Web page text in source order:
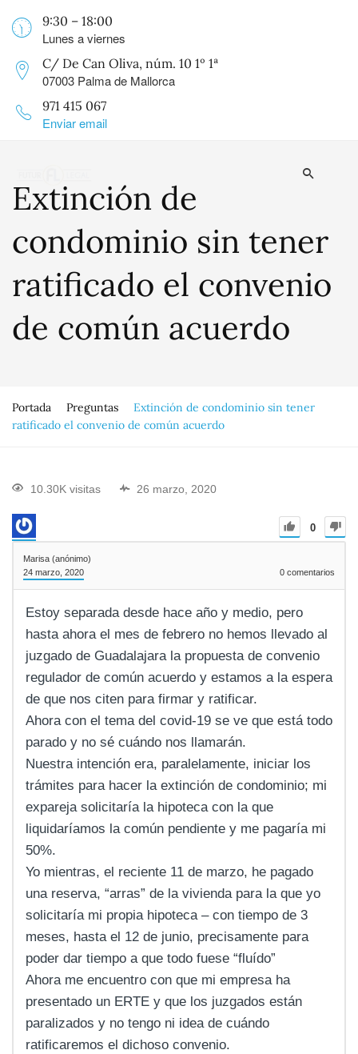
9:30 – 18:00
Lunes a viernes
C/ De Can Oliva, núm. 10 1º 1ª
07003 Palma de Mallorca
971 415 067
Enviar email
Extinción de
condominio sin tener
ratificado el convenio
de común acuerdo
Portada Preguntas
Extinción de condominio sin tener
ratificado el convenio de común acuerdo
10.30K visitas 26 marzo, 2020
0
Marisa (anónimo)
24 marzo, 2020
0 comentarios
Estoy separada desde hace año y medio, pero
hasta ahora el mes de febrero no hemos llevado al
juzgado de Guadalajara la propuesta de convenio
regulador de común acuerdo y estamos a la espera
de que nos citen para firmar y ratificar.
Ahora con el tema del covid-19 se ve que está todo
parado y no sé cuándo nos llamarán.
Nuestra intención era, paralelamente, iniciar los
trámites para hacer la extinción de condominio; mi
expareja solicitaría la hipoteca con la que
liquidaríamos la común pendiente y me pagaría mi
50%.
Yo mientras, el reciente 11 de marzo, he pagado
una reserva, “arras” de la vivienda para la que yo
solicitaría mi propia hipoteca – con tiempo de 3
meses, hasta el 12 de junio, precisamente para
poder dar tiempo a que todo fuese “fluído”
Ahora me encuentro con que mi empresa ha
presentado un ERTE y que los juzgados están
paralizados y no tengo ni idea de cuándo
ratificaremos el dichoso convenio.